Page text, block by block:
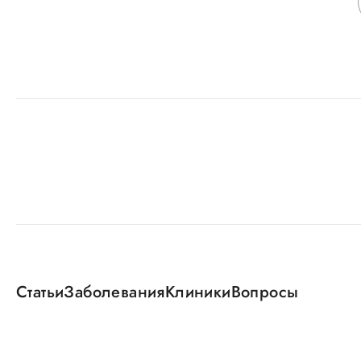
СтатьиЗаболеванияКлиникиВопросы